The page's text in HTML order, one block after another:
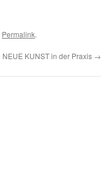
Permalink.
NEUE KUNST in der Praxis →